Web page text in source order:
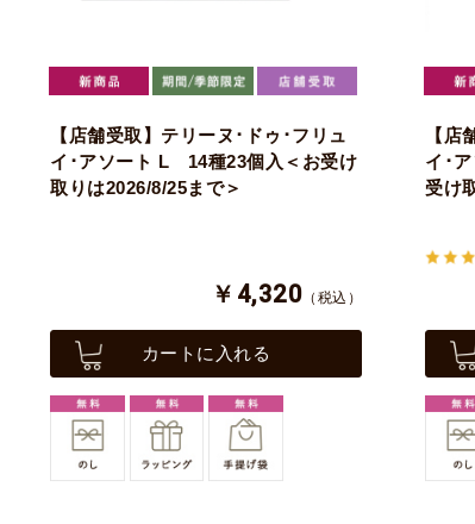
【店舗受取】テリーヌ･ドゥ･フリュ
イ･アソート L 14種23個入＜お受け
取りは2026/8/25まで＞
￥4,320 （税込）
カートに入れる
【店
イ･
受け